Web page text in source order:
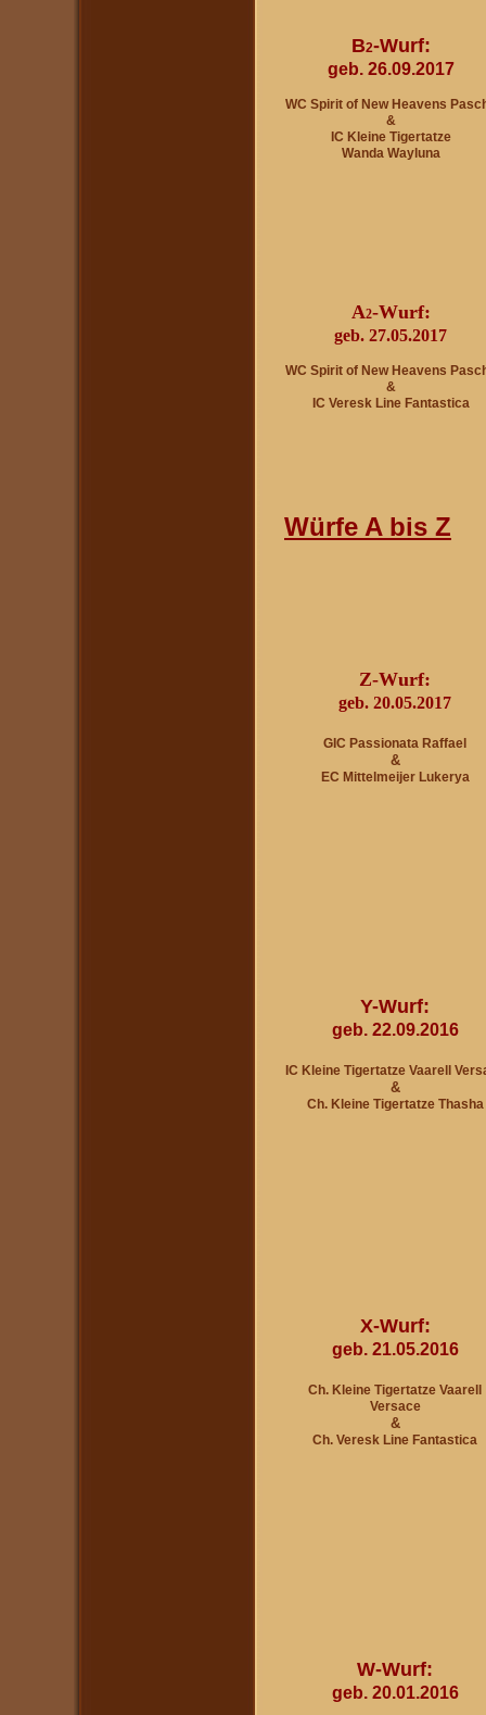
B2-Wurf:
geb. 26.09.2017
WC Spirit of New Heavens
&
IC Kleine Tigertatze
Wanda Wayluna
A2-Wurf:
geb. 27.05.2017
WC Spirit of New Heavens
&
IC Veresk Line Fantastica
Würfe A bis Z
Z-Wurf:
geb. 20.05.2017
GIC Passionata Raffael
&
EC Mittelmeijer Lukerya
Y-Wurf:
geb. 22.09.2016
IC Kleine Tigertatze Vaarell
&
Ch. Kleine Tigertatze Thasha
X-Wurf:
geb. 21.05.2016
Ch. Kleine Tigertatze Vaarell
Versace
&
Ch. Veresk Line Fantastica
W-Wurf:
geb. 20.01.2016